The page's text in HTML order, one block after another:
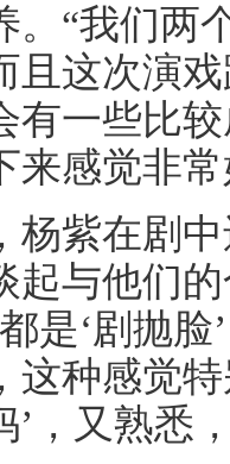
。“我们两
且这次演
有一些比
来感觉非
紫在剧中
起与他们
是‘剧抛
这种感觉
’，又熟悉